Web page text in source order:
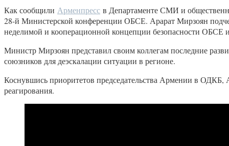
Как сообщили Арменпресс в Департаменте СМИ и
28-й Министерской конференции ОБСЕ. Арарат Мирзоян
неделимой и кооперационной концепции безопасности ОБСЕ
Министр Мирзоян представил своим коллегам последние
союзников для деэскалации ситуации в регионе.
Коснувшись приоритетов председательства Армении в ОДКБ,
реагирования.